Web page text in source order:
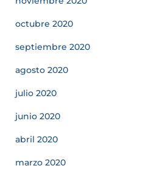
octubre 2020
septiembre 2020
agosto 2020
julio 2020
junio 2020
abril 2020
marzo 2020